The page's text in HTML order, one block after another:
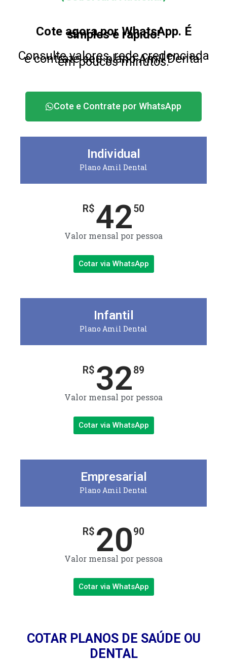
Cote agora por WhatsApp. É
simples e rápido!
Consulte valores, rede credenciada
e contrate seu plano Amil Dental
em poucos minutos.
Cote e Contrate por WhatsApp
Individual
Plano Amil Dental
R$4250
Valor mensal por pessoa
Cotar via WhatsApp
Infantil
Plano Amil Dental
R$ 3289
Valor mensal por pessoa
Cotar via WhatsApp
Empresarial
Plano Amil Dental
R$ 2090
Valor mensal por pessoa
Cotar via WhatsApp
COTAR PLANOS DE SAÚDE OU
DENTAL